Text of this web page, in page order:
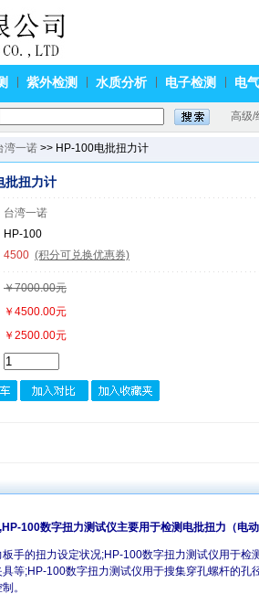
紫外检测 水质分析 电子检测 电
高级/
湾一诺 >> HP-100电批扭力计
批扭力计
台湾一诺
HP-100
4500 (积分可兑换优惠券)
￥7000.00元
￥4500.00元
￥2500.00元
100数字扭力测试仪主要用于检测电批扭力（电动
手的扭力设定状况;HP-100数字扭力测试仪用于检
等;HP-100数字扭力测试仪用于搜集穿孔螺杆的孔
。